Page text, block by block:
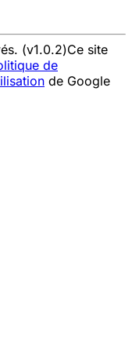
(v1.0.2)Ce site
de
de Google